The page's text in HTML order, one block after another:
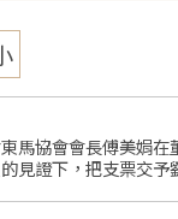
馬協會會長傅美娟在
見證下，把支票交